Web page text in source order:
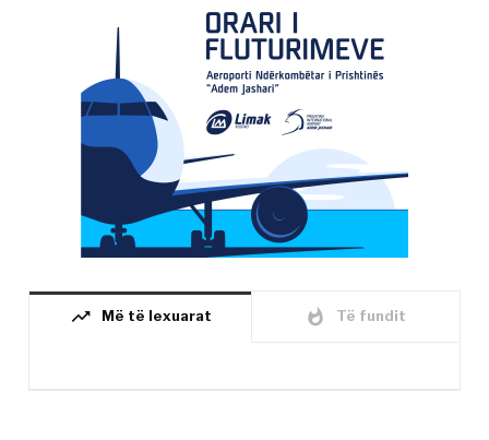
trending_up Më të lexuarat whatshot Të fundit